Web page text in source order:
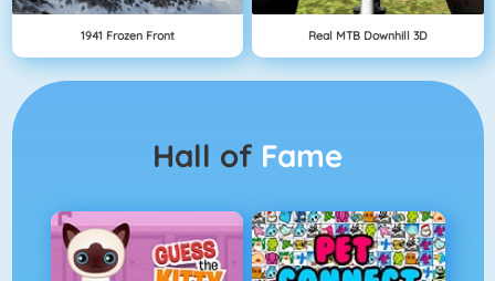
1941 Frozen Front Real MTB Downhill 3D
Hall of Fame